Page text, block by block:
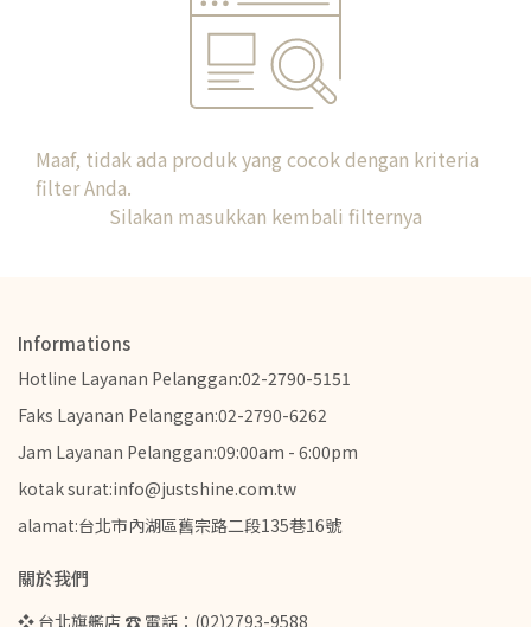
Maaf, tidak ada produk yang cocok dengan kriteria
filter Anda.
Silakan masukkan kembali filternya
Informations
Hotline Layanan Pelanggan:02-2790-5151
Faks Layanan Pelanggan:02-2790-6262
Jam Layanan Pelanggan:09:00am - 6:00pm
kotak surat:info@justshine.com.tw
alamat:台北市內湖區舊宗路二段135巷16號
關於我們
❖ 台北旗艦店 ☎ 電話：(02)2793-9588